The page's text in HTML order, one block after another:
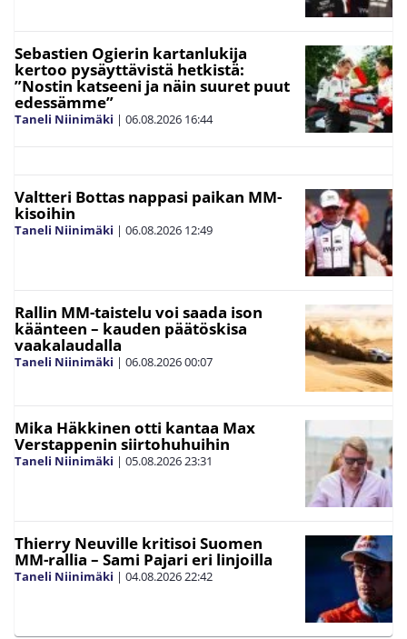
Sebastien Ogierin kartanlukija
kertoo pysäyttävistä hetkistä:
”Nostin katseeni ja näin suuret puut
edessämme”
Taneli Niinimäki | 06.08.2026 16:44
Valtteri Bottas nappasi paikan MM-
kisoihin
Taneli Niinimäki | 06.08.2026 12:49
Rallin MM-taistelu voi saada ison
käänteen – kauden päätöskisa
vaakalaudalla
Taneli Niinimäki | 06.08.202600:07
Mika Häkkinen otti kantaa Max
Verstappenin siirtohuhuihin
Taneli Niinimäki | 05.08.202623:31
Thierry Neuville kritisoi Suomen
MM-rallia – Sami Pajari eri linjoilla
Taneli Niinimäki | 04.08.202622:42